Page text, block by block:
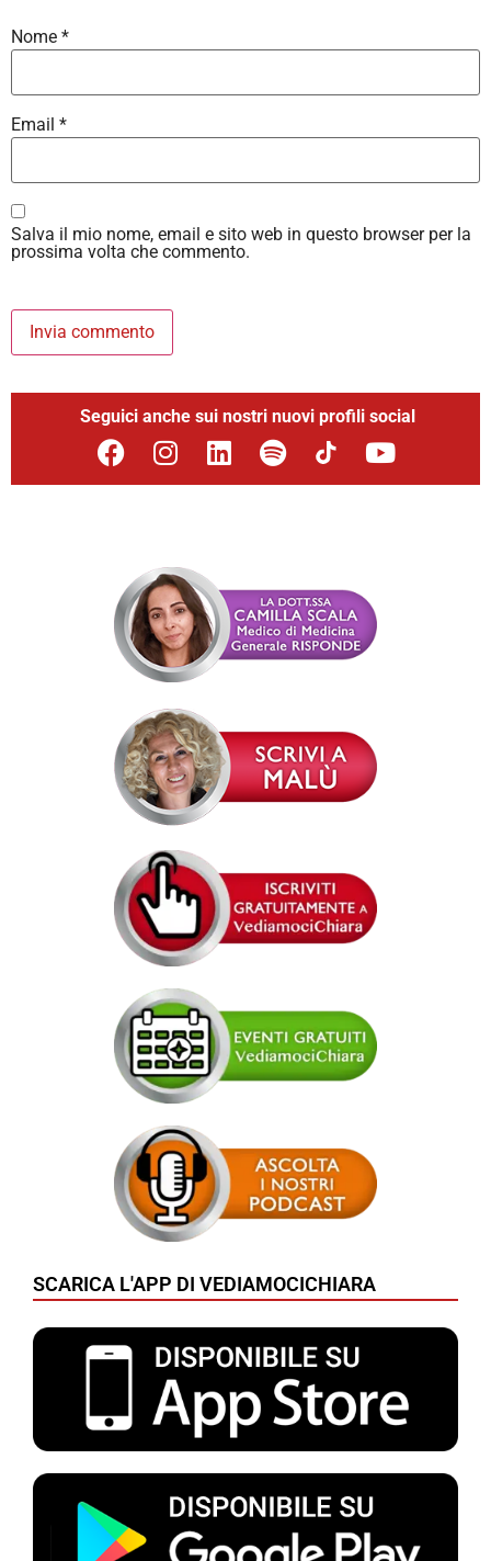
Nome *
Email *
Salva il mio nome, email e sito web in questo browser per la
prossima volta che commento.
Seguici anche sui nostri nuovi profili social
SCARICA L'APP DI VEDIAMOCICHIARA